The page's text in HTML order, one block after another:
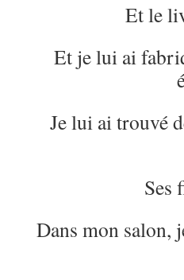
Et le
Et je lui ai
Je lui ai trouvé
Ses
Dans mon salon,